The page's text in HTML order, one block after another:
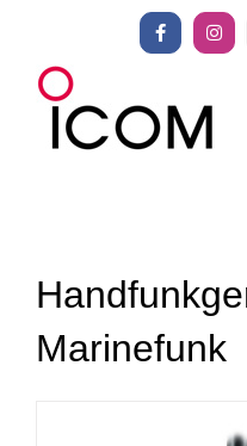
springen
Facebook
Marinefunk